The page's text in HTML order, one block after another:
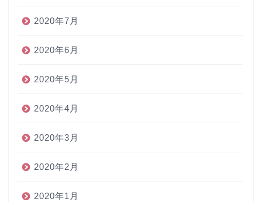
2020年7月
2020年6月
2020年5月
2020年4月
2020年3月
2020年2月
2020年1月